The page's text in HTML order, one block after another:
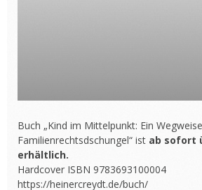
Buch „Kind im Mittelpunkt: Ein
Familienrechtsdschungel“ ist ab sofort
erhältlich.
Hardcover ISBN 9783693100004
https://heinercreydt.de/buch/